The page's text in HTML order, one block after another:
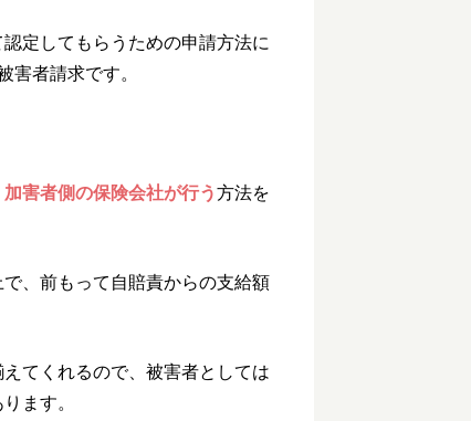
定してもらうための申請方法に
害者請求です。
加害者側の保険会社が行う方法を
、前もって自賠責からの支給額
てくれるので、被害者としては
ます。